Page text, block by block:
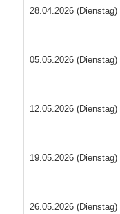
28.04.2026 (Dienstag)
05.05.2026 (Dienstag)
12.05.2026 (Dienstag)
19.05.2026 (Dienstag)
26.05.2026 (Dienstag)